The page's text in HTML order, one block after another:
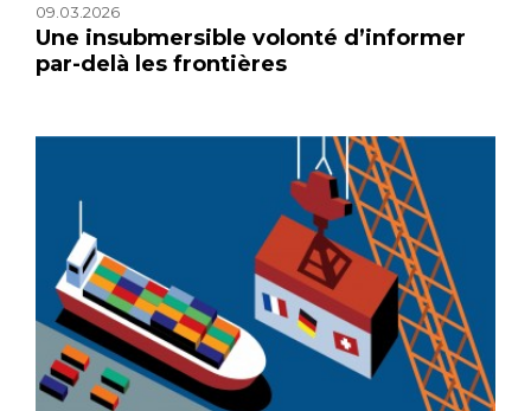
09.03.2026
Une insubmersible volonté d’informer
par-delà les frontières